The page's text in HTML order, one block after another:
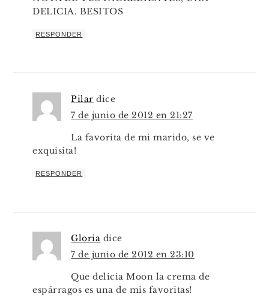
DELICIA. BESITOS
RESPONDER
Pilar dice
7 de junio de 2012 en 21:27
La favorita de mi marido, se ve
exquisita!
RESPONDER
Gloria dice
7 de junio de 2012 en 23:10
Que delicia Moon la crema de
espárragos es una de mis favoritas!